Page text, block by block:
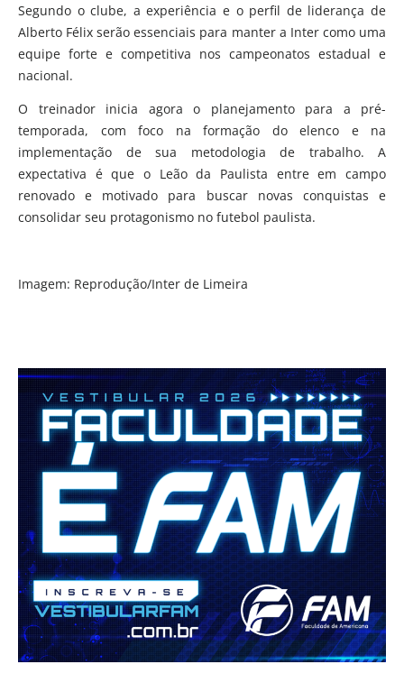
Segundo o clube, a experiência e o perfil de liderança de
Alberto Félix serão essenciais para manter a Inter como uma
equipe forte e competitiva nos campeonatos estadual e
nacional.
O treinador inicia agora o planejamento para a pré-
temporada, com foco na formação do elenco e na
implementação de sua metodologia de trabalho. A
expectativa é que o Leão da Paulista entre em campo
renovado e motivado para buscar novas conquistas e
consolidar seu protagonismo no futebol paulista.
Imagem: Reprodução/Inter de Limeira